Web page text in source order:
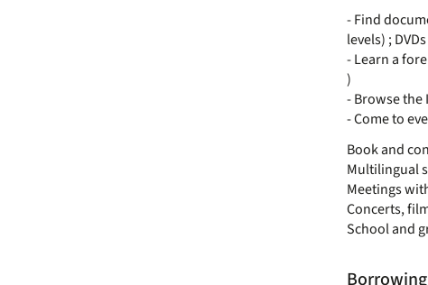
- Find
levels) ;
- Learn a
)
- Browse
- Come to
Book and
Multilingual
Meetings
Concerts,
School and